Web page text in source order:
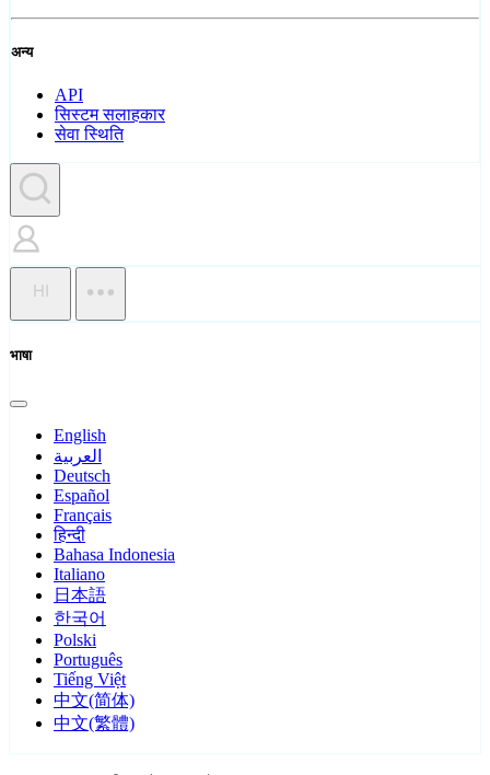
अन्य
API
सिस्टम सलाहकार
सेवा स्थिति
HI
भाषा
English
العربية
Deutsch
Español
Français
हिन्दी
Bahasa Indonesia
Italiano
日本語
한국어
Polski
Português
Tiếng Việt
中文(简体)
中文(繁體)